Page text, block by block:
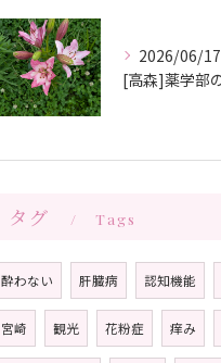
2026/06/17
タグ Tags
酔わない 肝臓病 認知機能
宮崎 観光 花粉症 痒み